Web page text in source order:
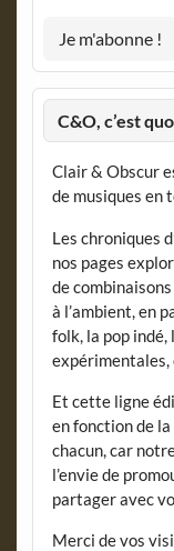
C&O, c’est
Clair & Obscur
de musiques en
Les chroniques
nos pages
de
à l’ambient, en
folk, la pop indé,
expérimentales,
Et cette ligne
en fonction de
chacun, car
l’envie de
partager avec
Merci de vos